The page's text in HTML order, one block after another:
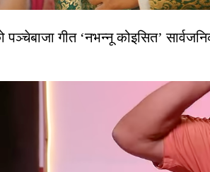
पञ्चेबाजा गीत ‘नभन्नू कोइसित’